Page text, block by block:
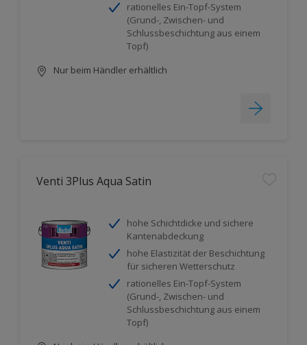
rationelles Ein-Topf-System
(Grund-, Zwischen- und
Schlussbeschichtung aus einem
Topf)
Nur beim Händler erhältlich
Venti 3Plus Aqua Satin
hohe Schichtdicke und sichere
Kantenabdeckung
hohe Elastizität der Beschichtung
für sicheren Wetterschutz
rationelles Ein-Topf-System
(Grund-, Zwischen- und
Schlussbeschichtung aus einem
Topf)